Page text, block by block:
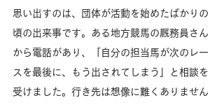
思い出すのは、団体が活動を始めたばかりの
頃の出来事です。ある地方競馬の厩務員さん
から電話があり、「自分の担当馬が次のレー
スを最後に、もう出されてしまう」と相談を
受けました。行き先は想像に難くありません